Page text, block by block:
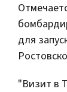
для
"Визит в